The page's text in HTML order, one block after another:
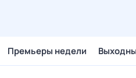
Премьеры недели